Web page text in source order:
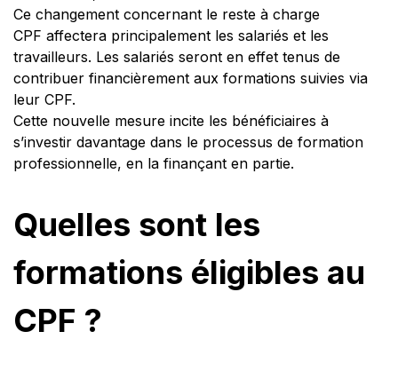
Ce changement concernant le reste à charge
CPF affectera principalement les salariés et les
travailleurs. Les salariés seront en effet tenus de
contribuer financièrement aux formations suivies via
leur CPF.
Cette nouvelle mesure incite les bénéficiaires à
s’investir davantage dans le processus de formation
professionnelle, en la finançant en partie.
Quelles sont les
formations éligibles au
CPF ?